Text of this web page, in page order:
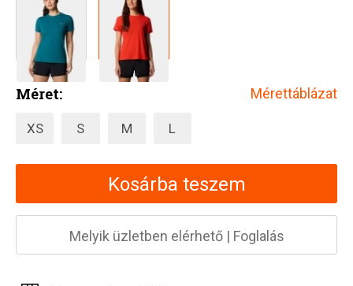
Méret: Mérettáblázat
XS S M L
Kosárba teszem
Melyik üzletben elérhető| Foglalás